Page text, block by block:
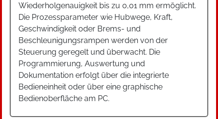
Wiederholgenauigkeit bis zu 0,01 mm ermöglicht.
Die Prozessparameter wie Hubwege, Kraft,
Geschwindigkeit oder Brems- und
Beschleunigungsrampen werden von der
Steuerung geregelt und überwacht. Die
Programmierung, Auswertung und
Dokumentation erfolgt über die integrierte
Bedieneinheit oder über eine graphische
Bedienoberfläche am PC.